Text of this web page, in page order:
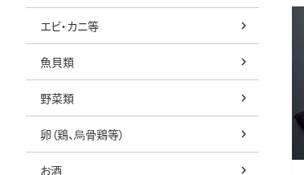
エビ・カニ等
魚貝類
野菜類
卵（鶏、烏骨鶏等）
お酒